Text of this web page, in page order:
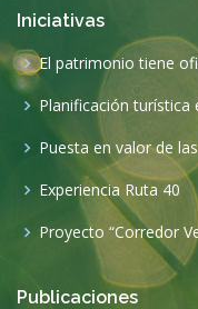
Iniciativas
El patrimonio tiene
Planificación turística
Puesta en valor de
Experiencia Ruta 40
Proyecto “Corredor
Publicaciones